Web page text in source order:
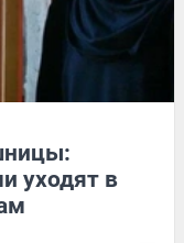
уходят в